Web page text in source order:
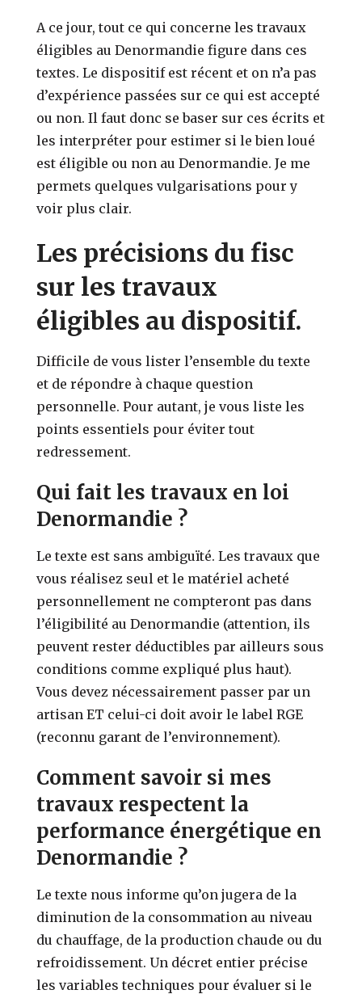
A ce jour, tout ce qui concerne les travaux
éligibles au Denormandie figure dans ces
textes. Le dispositif est récent et on n’a pas
d’expérience passées sur ce qui est accepté
ou non. Il faut donc se baser sur ces écrits et
les interpréter pour estimer si le bien loué
est éligible ou non au Denormandie. Je me
permets quelques vulgarisations pour y
voir plus clair.
Les précisions du fisc
sur les travaux
éligibles au dispositif.
Difficile de vous lister l’ensemble du texte
et de répondre à chaque question
personnelle. Pour autant, je vous liste les
points essentiels pour éviter tout
redressement.
Qui fait les travaux en loi
Denormandie ?
Le texte est sans ambiguïté. Les travaux que
vous réalisez seul et le matériel acheté
personnellement ne compteront pas dans
l’éligibilité au Denormandie (attention, ils
peuvent rester déductibles par ailleurs sous
conditions comme expliqué plus haut).
Vous devez nécessairement passer par un
artisan ET celui-ci doit avoir le label RGE
(reconnu garant de l’environnement).
Comment savoir si mes
travaux respectent la
performance énergétique en
Denormandie ?
Le texte nous informe qu’on jugera de la
diminution de la consommation au niveau
du chauffage, de la production chaude ou du
refroidissement. Un décret entier précise
les variables techniques pour évaluer si le